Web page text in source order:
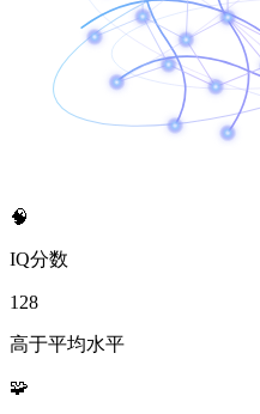
🧠
IQ分数
128
高于平均水平
🧩